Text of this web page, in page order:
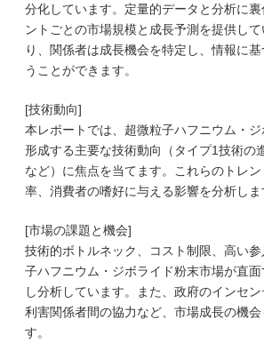
分化しています。定量的データと分析に
ントごとの市場規模と成長予測を提供し
り、関係者は成長機会を特定し、情報に
うことができます。
[技術動向]
本レポートでは、超微粒子ハフニウム・
形成する主要な技術動向（タイプ1技術の
など）に焦点を当てます。これらのトレ
率、消費者の嗜好に与える影響を分析しま
[市場の課題と機会]
技術的ボトルネック、コスト制限、高い
子ハフニウム・ジボライド粉末市場が直
し分析しています。また、政府のインセン
利害関係者間の協力など、市場成長の機会
す。